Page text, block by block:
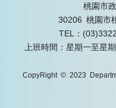
桃園市
30206 桃園市
TEL：
上班時間：星期一至星
CopyRight © 2023